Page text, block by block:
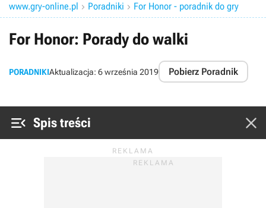
www.gry-online.pl  Poradniki  For Honor - poradnik do gry
For Honor: Porady do walki
PORADNIKIAktualizacja: 6 września 2019 Pobierz Poradnik
 Spis treści 